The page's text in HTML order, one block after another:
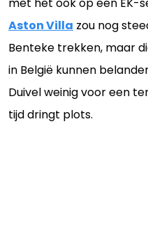
Aston Villa zou nog
Benteke trekken, maar
in België kunnen
Duivel weinig voor een
tijd dringt plots.